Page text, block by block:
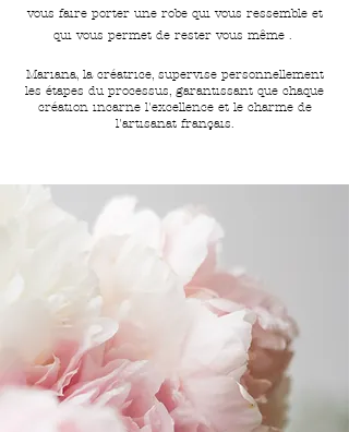
vous faire porter une robe qui vous ressemble et
qui vous permet de rester vous même .
Mariana, la créatrice, supervise personnellement
les étapes du processus, garantissant que chaque
création incarne l'excellence et le charme de
l'artisanat français.